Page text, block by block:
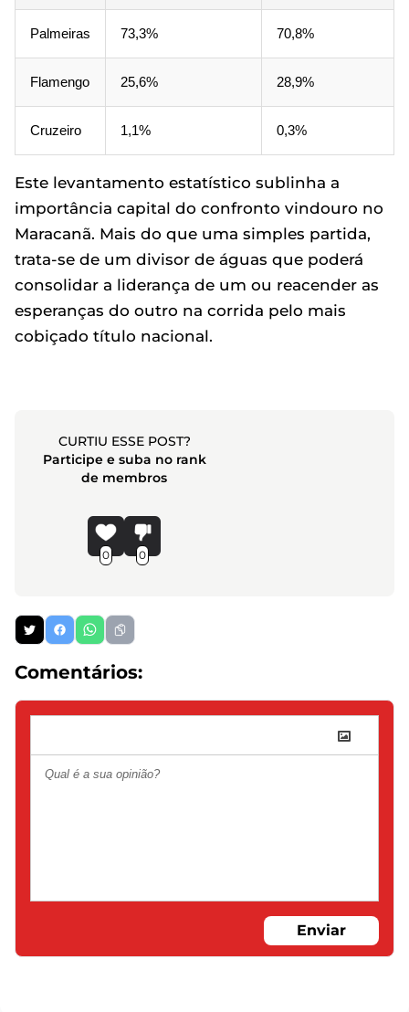
Palmeiras 73,3% 70,8%
Flamengo 25,6% 28,9%
Cruzeiro 1,1% 0,3%
Este levantamento estatístico sublinha a
importância capital do confronto vindouro no
Maracanã. Mais do que uma simples partida,
trata-se de um divisor de águas que poderá
consolidar a liderança de um ou reacender as
esperanças do outro na corrida pelo mais
cobiçado título nacional.
CURTIU ESSE POST?
Participe e suba no rank
de membros
0 0
Comentários:
Enviar